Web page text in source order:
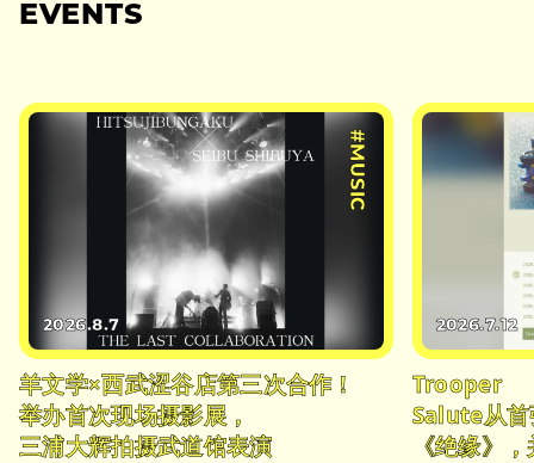
EVENTS
#MUSIC
2026.8.7
羊文学×西武涩谷店第三次合作！
举办首次现场摄影展，
三浦大辉拍摄武道馆表演
2026.7.12
Trooper
Salute从首
《绝缘》